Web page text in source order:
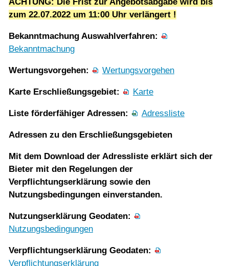
zum 22.07.2022 um 11:00 Uhr verlängert !
Bekanntmachung Auswahlverfahren:
Bekanntmachung
Wertungsvorgehen: Wertungsvorgehen
Karte Erschließungsgebiet: Karte
Liste förderfähiger Adressen: Adressliste
Adressen zu den Erschließungsgebieten
Mit dem Download der Adressliste erklärt sich der
Bieter mit den Regelungen der
Verpflichtungserklärung sowie den
Nutzungsbedingungen einverstanden.
Nutzungserklärung Geodaten:
Nutzungsbedingungen
Verpflichtungserklärung Geodaten:
Verpflichtungserklärung